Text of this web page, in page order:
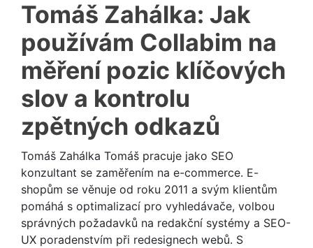
Tomáš Zahálka: Jak
používám Collabim na
měření pozic klíčových
slov a kontrolu
zpětných odkazů
Tomáš Zahálka Tomáš pracuje jako SEO
konzultant se zaměřením na e-commerce. E-
shopům se věnuje od roku 2011 a svým klientům
pomáhá s optimalizací pro vyhledávače, volbou
správných požadavků na redakční systémy a SEO-
UX poradenstvím při redesignech webů. S